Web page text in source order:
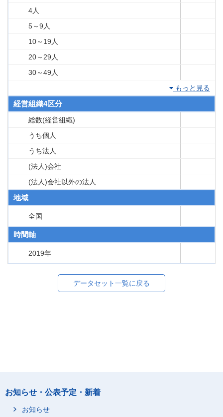
4人
5～9人
10～19人
20～29人
30～49人
もっと見る
経営組織4区分
総数(経営組織)
うち個人
うち法人
(法人)会社
(法人)会社以外の法人
地域
全国
時間軸
2019年
データセット一覧に戻る
お知らせ・公表予定・新着
お知らせ